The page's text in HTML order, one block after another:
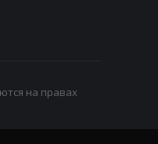
на правах